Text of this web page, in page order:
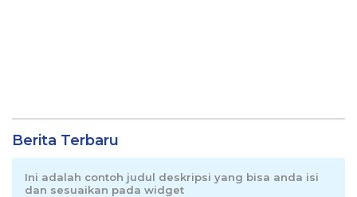
Berita Terbaru
Ini adalah contoh judul deskripsi yang bisa anda isi
dan sesuaikan pada widget